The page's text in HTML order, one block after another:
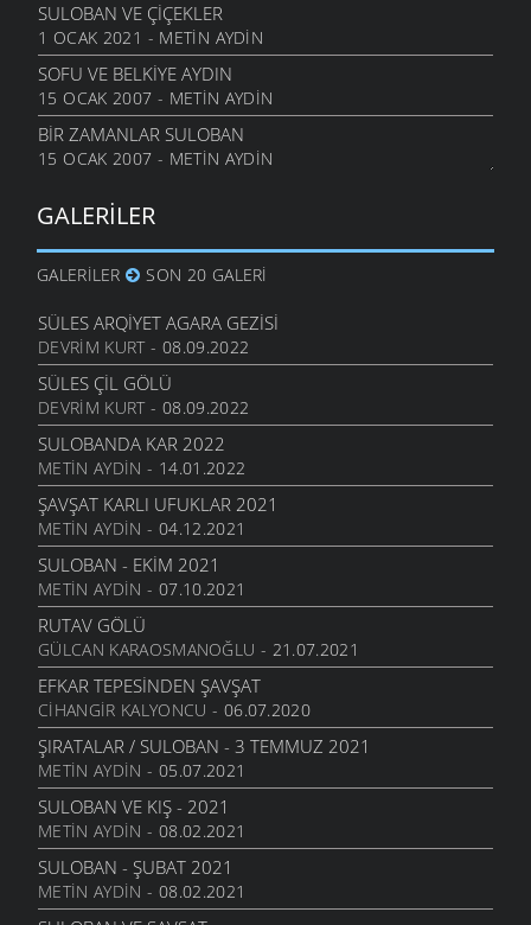
SULOBAN VE ÇIÇEKLER
1 OCAK 2021 - METIN AYDIN
SOFU VE BELKIYE AYDIN
15 OCAK 2007 - METIN AYDIN
BIR ZAMANLAR SULOBAN
15 OCAK 2007 - METIN AYDIN
GALERILER
GALERILER SON 20 GALERI
SÜLES ARQIYET AGARA GEZISI
DEVRIM KURT- 08.09.2022
SÜLES ÇIL GÖLÜ
DEVRIM KURT- 08.09.2022
SULOBANDA KAR 2022
METIN AYDIN - 14.01.2022
ŞAVŞAT KARLI UFUKLAR 2021
METIN AYDIN - 04.12.2021
SULOBAN - EKIM 2021
METIN AYDIN - 07.10.2021
RUTAV GÖLÜ
GÜLCAN KARAOSMANOĞLU - 21.07.2021
EFKAR TEPESINDEN ŞAVŞAT
CIHANGIR KALYONCU - 06.07.2020
ŞIRATALAR / SULOBAN - 3 TEMMUZ 2021
METIN AYDIN - 05.07.2021
SULOBAN VE KIŞ - 2021
METIN AYDIN - 08.02.2021
SULOBAN - ŞUBAT 2021
METIN AYDIN - 08.02.2021